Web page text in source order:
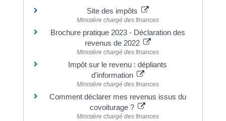
Site des impôts
Ministère chargé des finances
Brochure pratique 2023 - Déclaration des
revenus de 2022
Ministère chargé des finances
Impôt sur le revenu : dépliants
d'information
Ministère chargé des finances
Comment déclarer mes revenus issus du
covoiturage ?
Ministère chargé des finances